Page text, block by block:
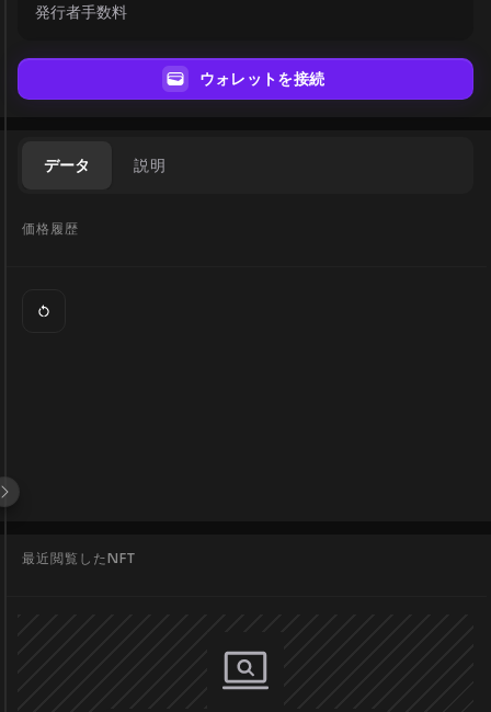
発行者手数料
ウォレットを接続
データ 説明
価格履歴
最近閲覧したNFT